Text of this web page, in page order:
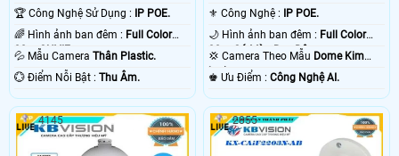
🏆 Công Nghệ Sử Dụng :
IP POE.
🌈 Hình ảnh ban đêm : Full Color
30m ONVIF.
💦 Mẫu Camera Thân Plastic.
️💮 Điểm Nỗi Bật : Thu Âm.
⚜️ Công Nghệ :
IP POE.
🌙 Hình ảnh ban đêm : Full Color
30m Có Màu Ban Ðêm.
💢 Camera Theo Mẫu Dome Kim
loại.
️♚ Ưu Điểm :Công Nghệ AI.
4145 2855